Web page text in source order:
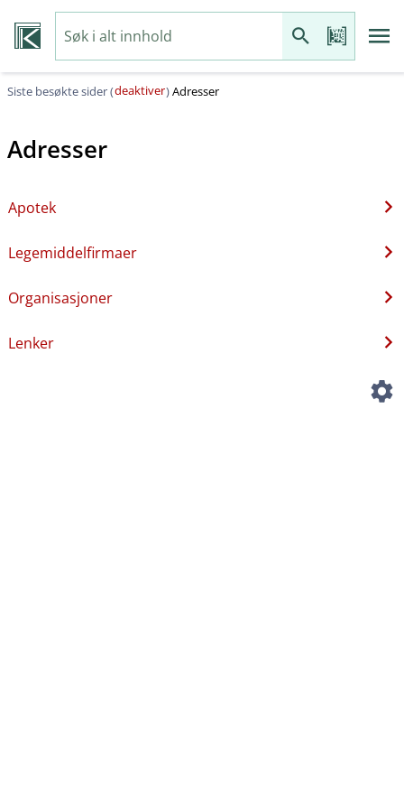
Siste besøkte sider (deaktiver)Adresser
Adresser
Apotek
Legemiddelfirmaer
Organisasjoner
Lenker